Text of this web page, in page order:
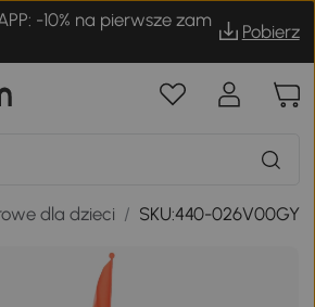
-10% na pierwsze zam
Pobierz
dla dzieci / SKU:440-026V00GY